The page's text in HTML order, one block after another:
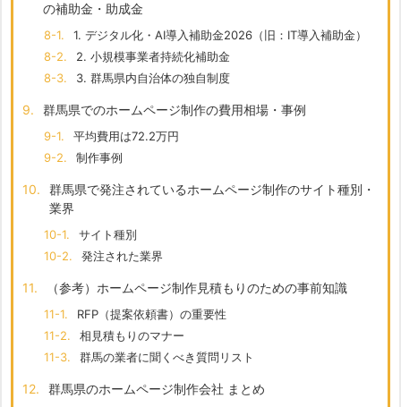
の補助金・助成金
8-1.
1. デジタル化・AI導入補助金2026（旧：IT導入補助金）
8-2.
2. 小規模事業者持続化補助金
8-3.
3. 群馬県内自治体の独自制度
9. 群馬県でのホームページ制作の費用相場・事例
9-1.
平均費用は72.2万円
9-2.
制作事例
10.
群馬県で発注されているホームページ制作のサイト種別・
業界
10-1.
サイト種別
10-2.
発注された業界
11. （参考）ホームページ制作見積もりのための事前知識
11-1.
RFP（提案依頼書）の重要性
11-2.
相見積もりのマナー
11-3.
群馬の業者に聞くべき質問リスト
12. 群馬県のホームページ制作会社 まとめ